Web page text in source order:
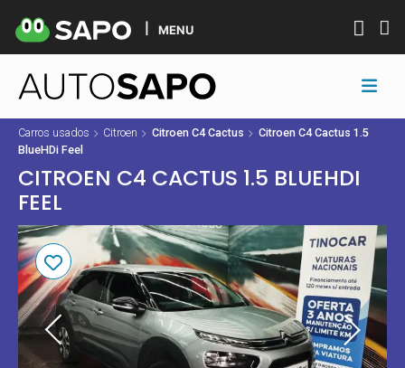
MENU
Carros usados Citroen Citroen C4 Cactus
Citroen C4 Cactus 1.5
BlueHDi Feel
CITROEN C4 CACTUS 1.5 BLUEHDI
FEEL